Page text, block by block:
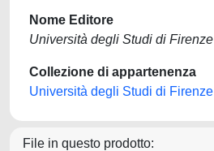
Nome Editore
Università degli Studi di Firenze
Collezione di appartenenza
Università degli Studi di Firenze
File in questo prodotto: